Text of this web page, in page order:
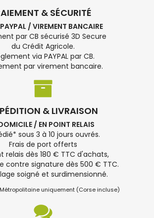
& SÉCURITÉ
/ VIREMENT BANCAIRE
par CB sécurisé 3D Secure
du Crédit Agricole.
via PAYPAL par CB.
par virement bancaire.
& LIVRAISON
/ EN POINT RELAIS
sous 3 à 10 jours ouvrés.
Frais de port offerts
relais dès 180 € TTC d'achats,
contre signature dès 500 € TTC.
soigné et surdimensionné.
uniquement (Corse incluse)